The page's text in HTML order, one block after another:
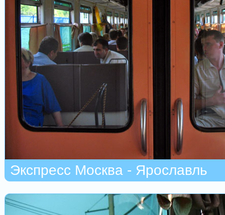
Экспресс Москва - Ярославль